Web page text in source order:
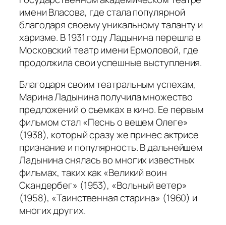
имени Власова, где стала популярной
благодаря своему уникальному таланту и
харизме. В 1931 году Ладынина перешла в
Московский театр имени Ермоловой, где
продолжила свои успешные выступления.
Благодаря своим театральным успехам,
Марина Ладынина получила множество
предложений о съемках в кино. Ее первым
фильмом стал «Песнь о вещем Олеге»
(1938), который сразу же принес актрисе
признание и популярность. В дальнейшем
Ладынина снялась во многих известных
фильмах, таких как «Великий воин
Скандербег» (1953), «Вольный ветер»
(1958), «Таинственная старина» (1960) и
многих других.